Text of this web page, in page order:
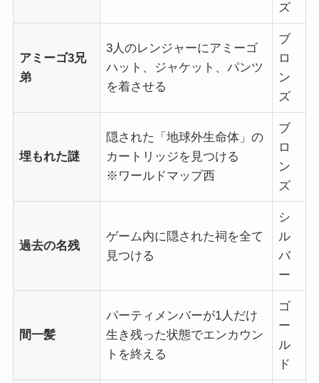
ズ
アミーゴ3兄
弟
3人のレンジャーにアミーゴ
ハット、ジャケット、パンツ
を着させる
ブ
ロ
ン
ズ
埋もれた謎
隠された「地球外生命体」の
カートリッジを見つける
※ワールドマップ西
ブ
ロ
ン
ズ
過去の名残
ゲーム内に隠された祠を全て
見つける
シ
ル
バ
ー
間一髪
パーティメンバーが1人だけ
生き残った状態でエンカウン
トを終える
ゴ
ー
ル
ド